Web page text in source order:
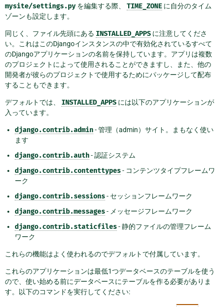
mysite/settings.py を編集する際、 TIME_ZONE に自分のタイム
ゾーンも設定します。
同じく、ファイル先頭にある INSTALLED_APPS に注意してくださ
い。これはこのDjangoインスタンスの中で有効化されているすべて
のDjangoアプリケーションの名前を保持しています。アプリは複数
のプロジェクトによって使用されることができますし、また、他の
開発者が彼らのプロジェクトで使用するためにパッケージして配布
することもできます。
デフォルトでは、 INSTALLED_APPS には以下のアプリケーションが
入っています。
django.contrib.admin- 管理（admin）サイト。まもなく使い
ます
django.contrib.auth- 認証システム
django.contrib.contenttypes- コンテンツタイプフレームワ
ーク
django.contrib.sessions- セッションフレームワーク
django.contrib.messages- メッセージフレームワーク
django.contrib.staticfiles- 静的ファイルの管理フレーム
ワーク
これらの機能はよく使われるのでデフォルトで付属しています。
これらのアプリケーションは最低1つデータベースのテーブルを使う
ので、使い始める前にデータベースにテーブルを作る必要がありま
す。以下のコマンドを実行してください: